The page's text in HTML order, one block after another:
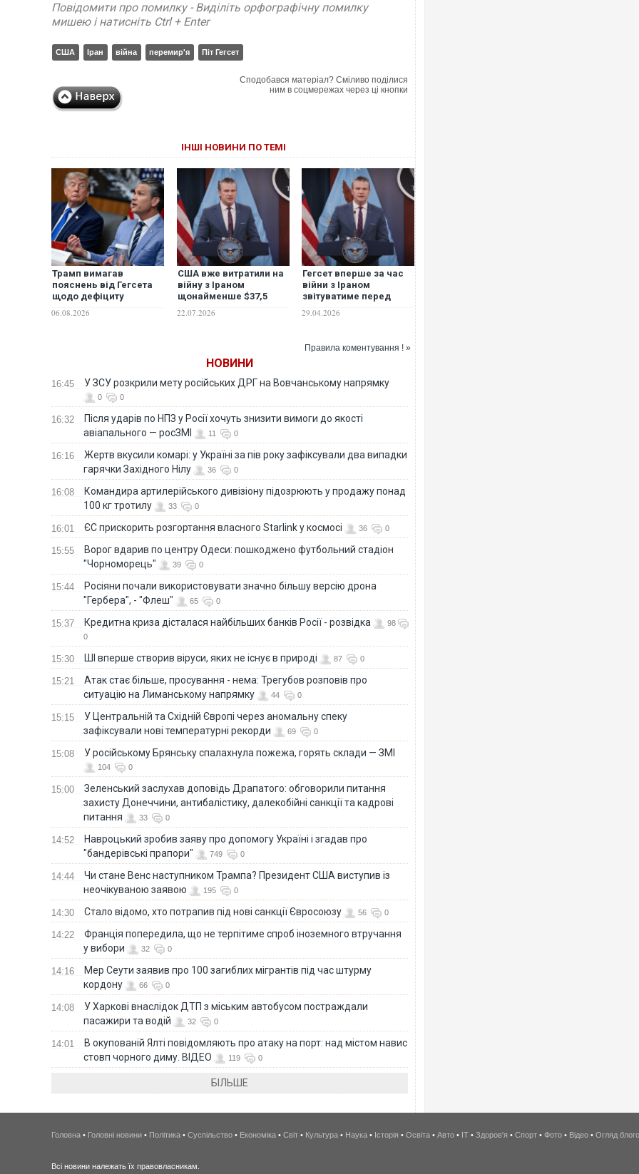
Повідомити про помилку - Виділіть орфографічну помилку
мишею і натисніть Ctrl + Enter
США Іран війна перемир'я Піт Гегсет
Сподобався матеріал? Сміливо поділися
ним в соцмережах через ці кнопки
ІНШІ НОВИНИ ПО ТЕМІ
Трамп вимагав
пояснень від Гегсета
щодо дефіциту
06.08.2026
США вже витратили на
війну з Іраном
щонайменше $37,5
22.07.2026
Гегсет вперше за час
війни з Іраном
звітуватиме перед
29.04.2026
Правила коментування ! »
НОВИНИ
16:45 У ЗСУ розкрили мету російських ДРГ на Вовчанському напрямку
0 0
16:32
Після ударів по НПЗ у Росії хочуть знизити вимоги до якості
авіапального — росЗМІ
11 0
16:16
Жертв вкусили комарі: у Україні за пів року зафіксували два випадки
гарячки Західного Нілу
36 0
16:08
Командира артилерійського дивізіону підозрюють у продажу понад
100 кг тротилу
33 0
16:01 ЄС прискорить розгортання власного Starlink у космосі 36 0
15:55
Ворог вдарив по центру Одеси: пошкоджено футбольний стадіон
"Чорноморець"
39 0
15:44
Росіяни почали використовувати значно більшу версію дрона
"Гербера", - "Флеш"
65 0
15:37 Кредитна криза дісталася найбільших банків Росії - розвідка
98
0
15:30 ШІ вперше створив віруси, яких не існує в природі 87 0
15:21
Атак стає більше, просування - нема: Трегубов розповів про
ситуацію на Лиманському напрямку
44 0
15:15
У Центральній та Східній Європі через аномальну спеку
зафіксували нові температурні рекорди
69 0
15:08 У російському Брянську спалахнула пожежа, горять склади — ЗМІ
104 0
15:00
Зеленський заслухав доповідь Драпатого: обговорили питання
захисту Донеччини, антибалістику, далекобійні санкції та кадрові
питання
33 0
14:52
Навроцький зробив заяву про допомогу Україні і згадав про
"бандерівські прапори"
749 0
14:44
Чи стане Венс наступником Трампа? Президент США виступив із
неочікуваною заявою
195 0
14:30 Стало відомо, хто потрапив під нові санкції Євросоюзу 56 0
14:22
Франція попередила, що не терпітиме спроб іноземного втручання
у вибори
32 0
14:16
Мер Сеути заявив про 100 загиблих мігрантів під час штурму
кордону
66 0
14:08
У Харкові внаслідок ДТП з міським автобусом постраждали
пасажири та водій
32 0
14:01
В окупованій Ялті повідомляють про атаку на порт: над містом навис
стовп чорного диму. ВІДЕО
119 0
БІЛЬШЕ
В окупованій Ялті повідомляють
Головна • Головні новини • Політика • Суспільство • Економіка • Світ • Культура • Наука • Історія • Освіта • Авто • IT • Здоров'я • Спорт • Фото • Відео • Огляд
Всі новини належать їх правовласникам.